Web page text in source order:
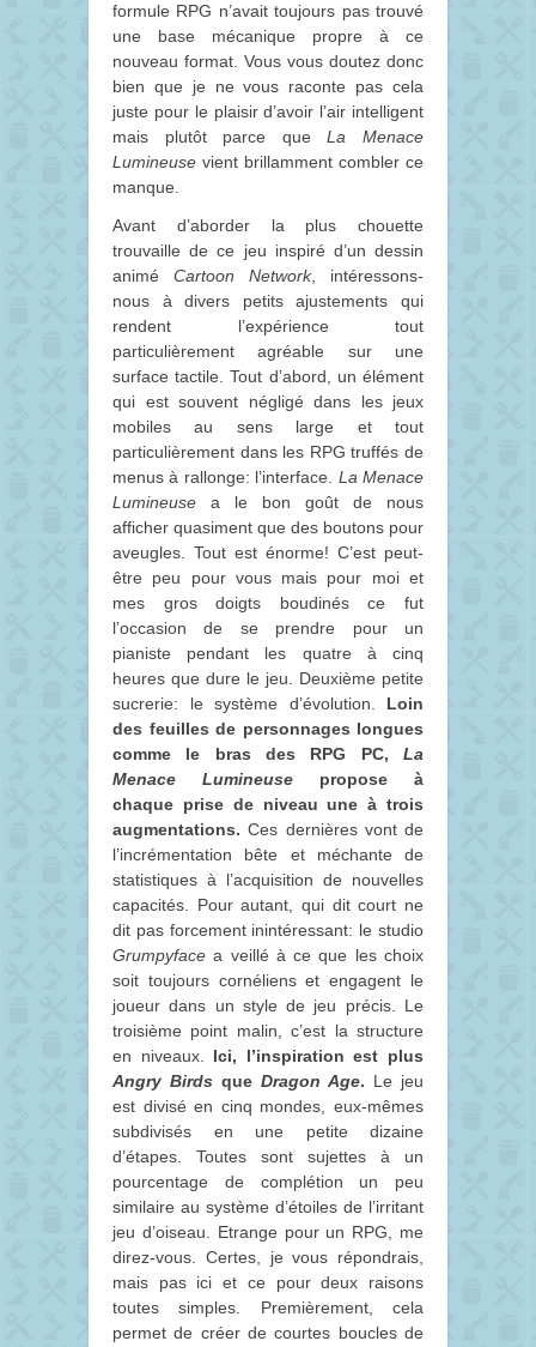
formule RPG n’avait toujours pas trouvé
une base mécanique propre à ce
nouveau format. Vous vous doutez donc
bien que je ne vous raconte pas cela
juste pour le plaisir d’avoir l’air intelligent
mais plutôt parce queLa Menace
Lumineuse vient brillamment combler ce
manque.
Avant d’aborder la plus chouette
trouvaille de ce jeu inspiré d’un dessin
animé Cartoon Network, intéressons-
nous à divers petits ajustements qui
rendent l’expérience tout
particulièrement agréable sur une
surface tactile. Tout d’abord, un élément
qui est souvent négligé dans les jeux
mobiles au sens large et tout
particulièrement dans les RPG truffés de
menus à rallonge: l’interface. La Menace
Lumineuse a le bon goût de nous
afficher quasiment que des boutons pour
aveugles. Tout est énorme! C’est peut-
être peu pour vous mais pour moi et
mes gros doigts boudinés ce fut
l’occasion de se prendre pour un
pianiste pendant les quatre à cinq
heures que dure le jeu. Deuxième petite
sucrerie: le système d’évolution. Loin
des feuilles de personnages longues
comme le bras des RPG PC, La
Menace Lumineuse propose à
chaque prise de niveau une à trois
augmentations. Ces dernières vont de
l’incrémentation bête et méchante de
statistiques à l’acquisition de nouvelles
capacités. Pour autant, qui dit court ne
dit pas forcement inintéressant: le studio
Grumpyface a veillé à ce que les choix
soit toujours cornéliens et engagent le
joueur dans un style de jeu précis. Le
troisième point malin, c’est la structure
en niveaux. Ici, l’inspiration est plus
Angry Birds que Dragon Age. Le jeu
est divisé en cinq mondes, eux-mêmes
subdivisés en une petite dizaine
d’étapes. Toutes sont sujettes à un
pourcentage de complétion un peu
similaire au système d’étoiles de l’irritant
jeu d’oiseau. Etrange pour un RPG, me
direz-vous. Certes, je vous répondrais,
mais pas ici et ce pour deux raisons
toutes simples. Premièrement, cela
permet de créer de courtes boucles de